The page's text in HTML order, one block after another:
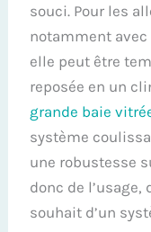
souci. Pour les
notamment
elle peut être
reposée en un
grande baie
système
une robustesse
donc de l’usage,
souhait d’un